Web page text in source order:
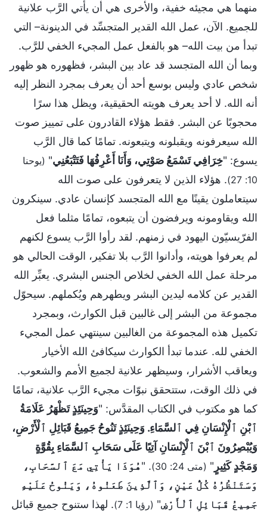
منهما هي مجيئه خفية، والأخرى هي أن يأتي الرَّب علانية
للجميع. الآن، عمل الله القدير المتجسِّد في الدينونة– التي
تبدأ من بيت الله– هو بالفعل عمل المجيء الخفي للرَّب.
وبما أن الله المتجسد قد عاد بين البشر، فظهوره هو ظهور
شخص عادي وليس بوسع أحد أن يعرف بمجرد النظر إليه
أنه الله. لا أحد يعرف هويته الحقيقية، ويظل هذا سرًا
محجوبًا عن البشر. فقط هؤلاء القادرون على تمييز صوت
الله سيعرفونه ويقبلونه ويتبعونه. تمامًا كما قال الرَّب
يسوع: "خِرَافِي تَسْمَعُ صَوْتِي، وَأَنَا أَعْرِفُهَا فَتَتْبَعُنِي" (يوحنا
10: 27)
. هؤلاء الذين لا يتعرفون على صوت الله
سيتعاملون يقينًا مع الله المتجسد كإنسان عادي. سينكرون
الله ويقاومونه ويرفضون أن يتبعوه، تمامًا مثلما فعل
الفرّيسيّون اليهود في زمنهم. لقد رأوا الرَّب يسوع لكنهم
لم يعرفوا هويته، وأدانوا الرَّب بلا تفكير، الوقت الحالي هو
مرحلة عمل الله الخفي لخلاص الجنس البشري. يعبِّر الله
القدير عن كلامه ليدين البشر ويطهرهم ويُكملهم. سيحوّل
مجموعة من البشر إلى غالبين قبل الكوارث، وبمجرد
تكميل هذه المجموعة من الغالبين سينتهي عمل المجيء
الخفي لله. عندما تبدأ الكوارث سيكافئ الله الأخيار
ويعاقب الأشرار، وسيظهر علانية لجميع الأمم والشعوب.
في ذلك الوقت، ستتحقق نبوّات مجيء الرَّب علانية، تمامًا
كما هو مكتوب في الكتاب المقدَّس: "وَحِينَئِذٍ تَظْهَرُ عَلَامَةُ
ٱبْنِ ٱلْإِنْسَانِ فِي ٱلسَّمَاءِ. وَحِينَئِذٍ تَنُوحُ جَمِيعُ قَبَائِلِ ٱلْأَرْضِ،
وَيُبْصِرُونَ ٱبْنَ ٱلْإِنْسَانِ آتِيًا عَلَى سَحَابِ ٱلسَّمَاءِ بِقُوَّةٍ
وَمَجْدٍ كَثِيرٍ " (متى 24: 30) . "هُوَذَا يَأْتِي مَعَ ٱلسَّحَابِ،
وَسَتَنْظُرُهُ كُلُّ عَيْنٍ، وَٱلَّذِينَ طَعَنُوهُ، وَيَنُوحُ عَلَيْهِ
جَمِيعُ قَبَائِلِ ٱلْأَرْضِ" (رؤيا 1: 7)
. لهذا ستنوح جميع قبائل